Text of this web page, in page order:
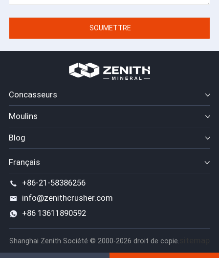
Concasseurs
Moulins
Blog
+86-21-58386256
info@zenithcrusher.com
+86 13611890592
Français
Shanghai Zenith Société © 2000-2026 droit de copie.